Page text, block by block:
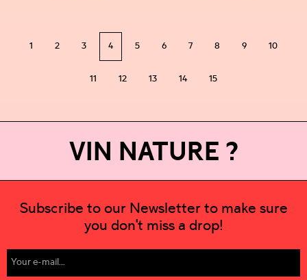
1 2 3 4 5 6 7 8 9 10
11 12 13 14 15
VIN NATURE ?
Subscribe to our Newsletter to make sure
you don't miss a drop!